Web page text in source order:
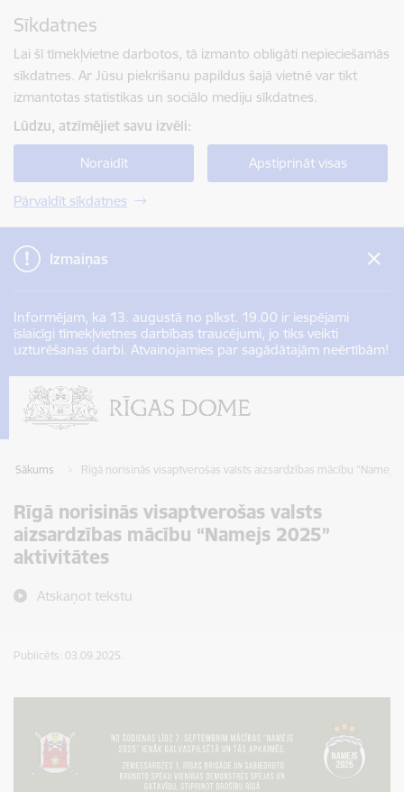
Sīkdatnes
Lai šī tīmekļvietne darbotos, tā izmanto obligāti nepieciešamās
sīkdatnes. Ar Jūsu piekrišanu papildus šajā vietnē var tikt
izmantotas statistikas un sociālo mediju sīkdatnes.
Lūdzu, atzīmējiet savu izvēli:
Noraidīt Apstiprināt visas
Pārvaldīt sīkdatnes
Izmaiņas
Informējam, ka 13. augustā no plkst. 19.00 ir iespējami
īslaicīgi tīmekļvietnes darbības traucējumi, jo tiks veikti
uzturēšanas darbi. Atvainojamies par sagādātajām neērtībām!
Sākums Rīgā norisinās visaptverošas valsts aizsardzības mācību “Namejs
Rīgā norisinās visaptverošas valsts
aizsardzības mācību “Namejs 2025”
aktivitātes
Atskaņot tekstu
Publicēts: 03.09.2025.